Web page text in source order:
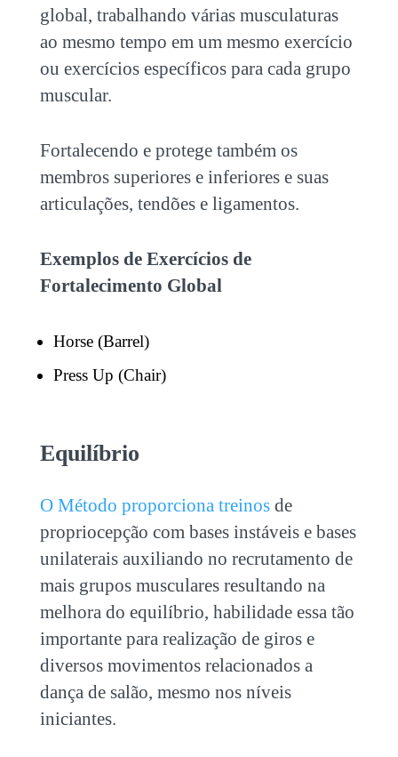
global, trabalhando várias musculaturas
ao mesmo tempo em um mesmo exercício
ou exercícios específicos para cada grupo
muscular.
Fortalecendo e protege também os
membros superiores e inferiores e suas
articulações, tendões e ligamentos.
Exemplos de Exercícios de
Fortalecimento Global
Horse (Barrel)
Press Up (Chair)
Equilíbrio
O Método proporciona treinosde
propriocepção com bases instáveis e bases
unilaterais auxiliando no recrutamento de
mais grupos musculares resultando na
melhora do equilíbrio, habilidade essa tão
importante para realização de giros e
diversos movimentos relacionados a
dança de salão, mesmo nos níveis
iniciantes.